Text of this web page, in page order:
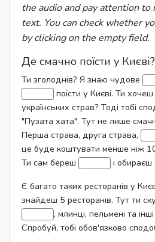
the audio and pay attention
text. You can check whether
by clicking on the empty field.
Де смачно поїсти у Києві?
Ти зголоднів? Я знаю чудове
поїсти у Києві. Ти
українських страв? Тоді тобі
"Пузата хата". Тут не лише
Перша страва, друга страва,
це буде коштувати менше ніж
Ти сам береш
і обираєш
Є багато таких ресторанів у
знайдеш 5 ресторанів. Тут ти
, млинці, пельмені та інші
Спробуй, тобі обов'язково